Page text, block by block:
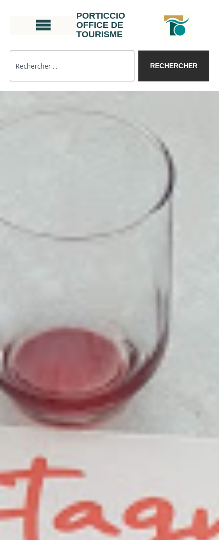
PORTICCIO
OFFICE DE
TOURISME
RECHERCHER